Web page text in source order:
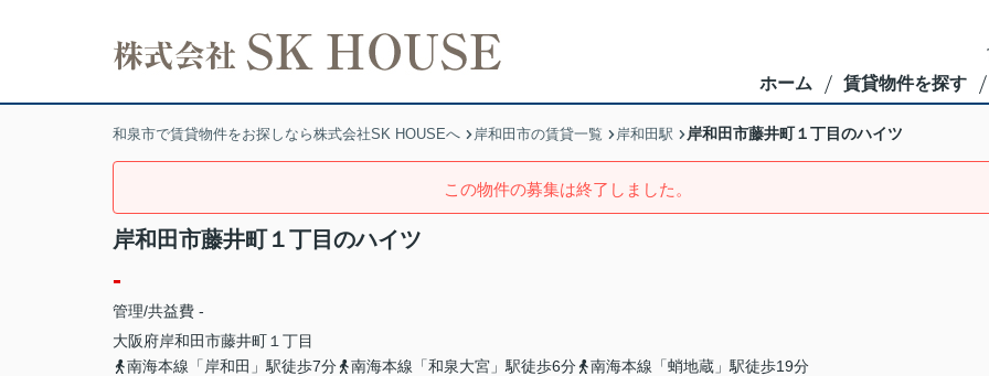
ホーム 賃貸物件を探す
和泉市で賃貸物件をお探しなら株式会社SK HOUSEへ 岸和田市の賃貸一覧 岸和田駅 岸和田市藤井町１丁目のハイツ
この物件の募集は終了しました。
岸和田市藤井町１丁目のハイツ
-
管理/共益費 -
大阪府岸和田市藤井町 １丁目
南海本線「岸和田」駅徒歩7分
南海本線「和泉大宮」駅徒歩6分 南海本線「蛸地蔵」駅徒歩19分